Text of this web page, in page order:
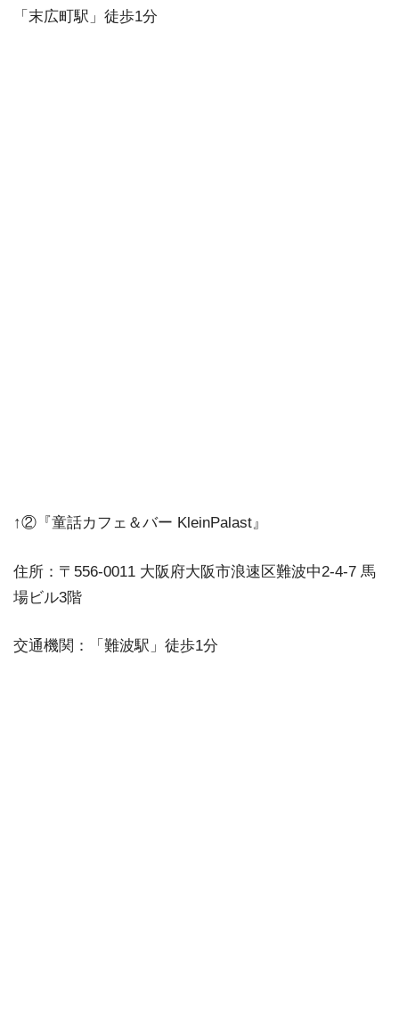
「末広町駅」徒歩1分
↑②『童話カフェ＆バー KleinPalast』
住所：〒556-0011 大阪府大阪市浪速区難波中2-4-7 馬
場ビル3階
交通機関：「難波駅」徒歩1分